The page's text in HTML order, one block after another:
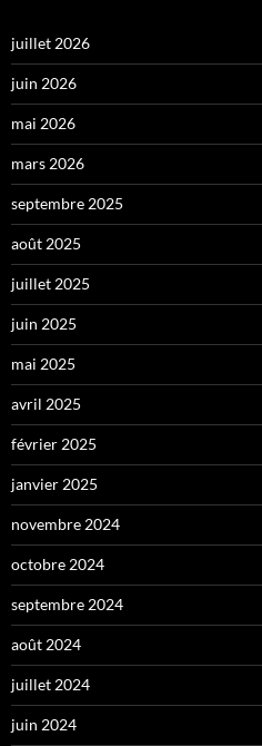
juillet 2026
juin 2026
mai 2026
mars 2026
septembre 2025
août 2025
juillet 2025
juin 2025
mai 2025
avril 2025
février 2025
janvier 2025
novembre 2024
octobre 2024
septembre 2024
août 2024
juillet 2024
juin 2024